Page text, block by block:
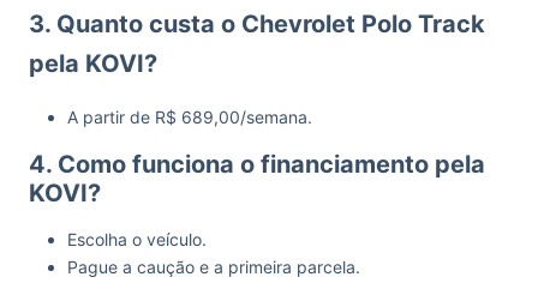
3. Quanto custa o Chevrolet Polo Track
pela KOVI?
A partir de R$ 689,00/semana.
4. Como funciona o financiamento pela
KOVI?
Escolha o veículo.
Pague a caução e a primeira parcela.